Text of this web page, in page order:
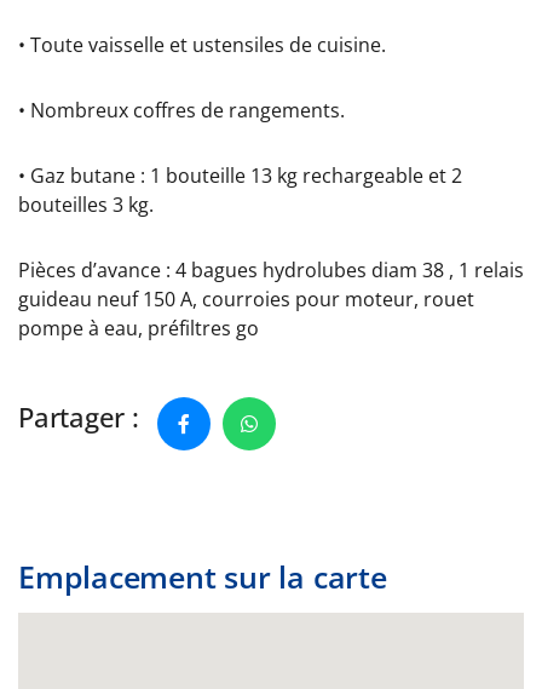
• Toute vaisselle et ustensiles de cuisine.
• Nombreux coffres de rangements.
• Gaz butane : 1 bouteille 13 kg rechargeable et 2
bouteilles 3 kg.
Pièces d’avance : 4 bagues hydrolubes diam 38 , 1 relais
guideau neuf 150 A, courroies pour moteur, rouet
pompe à eau, préfiltres go
Partager :
Emplacement sur la carte